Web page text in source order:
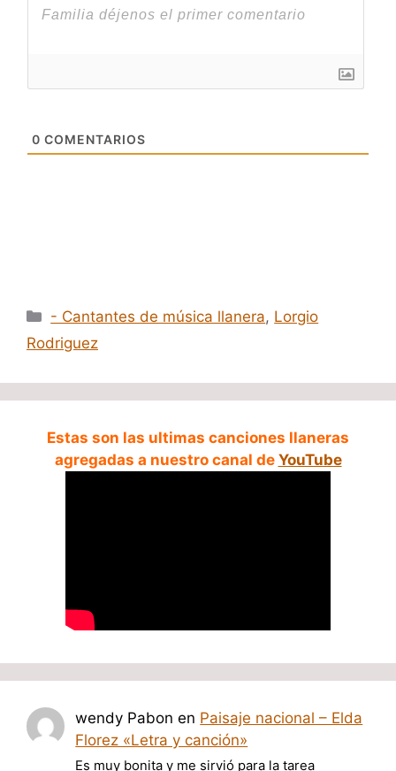
0 COMENTARIOS
Categorías
- Cantantes de música llanera, Lorgio
Rodriguez
Estas son las ultimas canciones llaneras
agregadas a nuestro canal de YouTube
wendy Pabon en Paisaje nacional – Elda
Florez «Letra y canción»
Es muy bonita y me sirvió para la tarea